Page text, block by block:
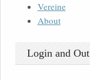
Vereine
About
Login and Out